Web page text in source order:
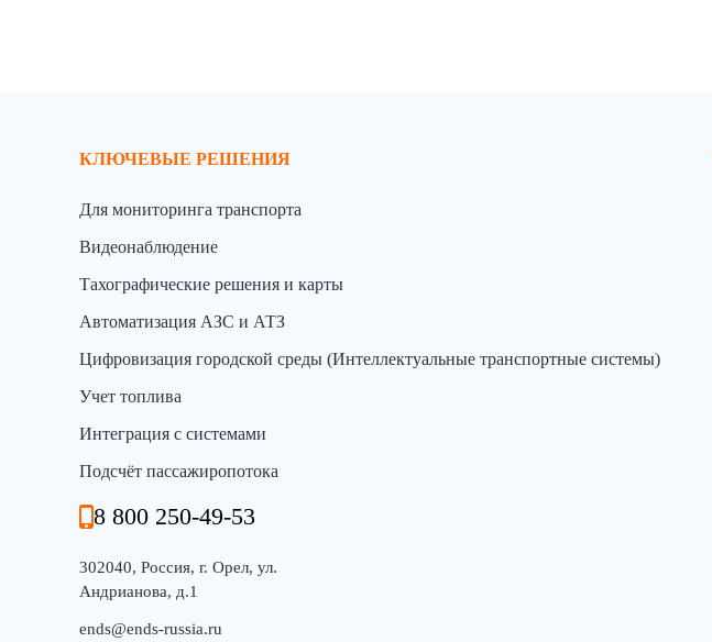
КЛЮЧЕВЫЕ РЕШЕНИЯ
Для мониторинга транспорта
Видеонаблюдение
Тахографические решения и карты
Автоматизация АЗС и АТЗ
Цифровизация городской среды (Интеллектуальные транспортные системы)
Учет топлива
Интеграция с системами
Подсчёт пассажиропотока
8 800 250-49-53
302040, Россия, г. Орел, ул.
Андрианова, д.1
ends@ends-russia.ru